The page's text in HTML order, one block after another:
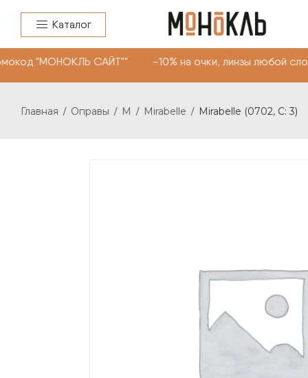
Каталог
САЙТ"" -10% на очки, линзы
Главная / Оправы / M / Mirabelle / Mirabelle (0702, С: 3)